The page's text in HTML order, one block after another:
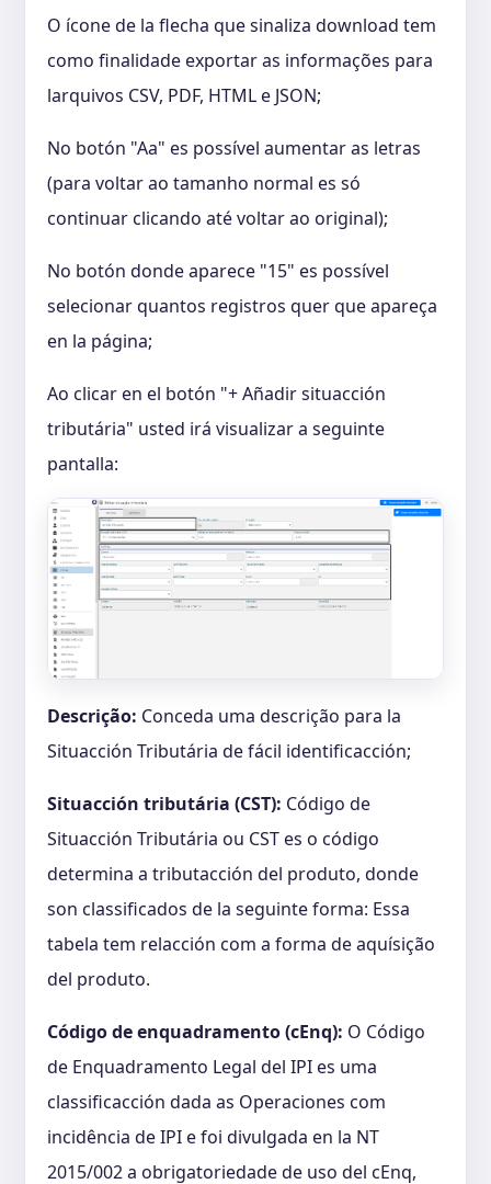
O ícone de la flecha que sinaliza download tem
como finalidade exportar as informações para
larquivos CSV, PDF, HTML e JSON;
No botón "Aa" es possível aumentar as letras
(para voltar ao tamanho normal es só
continuar clicando até voltar ao original);
No botón donde aparece "15" es possível
selecionar quantos registros quer que apareça
en la página;
Ao clicar en el botón "+ Añadir situacción
tributária" usted irá visualizar a seguinte
pantalla:
Descrição: Conceda uma descrição para la
Situacción Tributária de fácil identificacción;
Situacción tributária (CST): Código de
Situacción Tributária ou CST es o código
determina a tributacción del produto, donde
son classificados de la seguinte forma: Essa
tabela tem relacción com a forma de aquísição
del produto.
Código de enquadramento (cEnq): O Código
de Enquadramento Legal del IPI es uma
classificacción dada as Operaciones com
incidência de IPI e foi divulgada en la NT
2015/002 a obrigatoriedade de uso del cEnq,